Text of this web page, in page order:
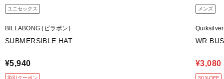
ユニセックス
BILLABONG (ビラボン)
SUBMERSIBLE HAT
¥5,940
割引クーポン
メンズ
WR
¥3,080
30％OFF